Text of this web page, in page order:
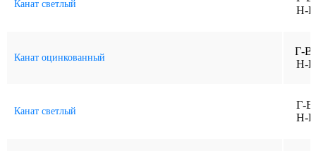
Канат светлый
Н-
Канат оцинкованный
Г-
Н-
Канат светлый
Г-
Н-